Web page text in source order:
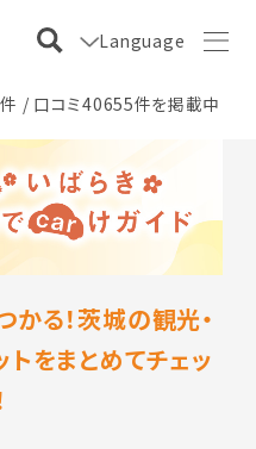
Language
/ 口コミ40655件を掲載中
る！茨城の観光・
トをまとめてチェッ